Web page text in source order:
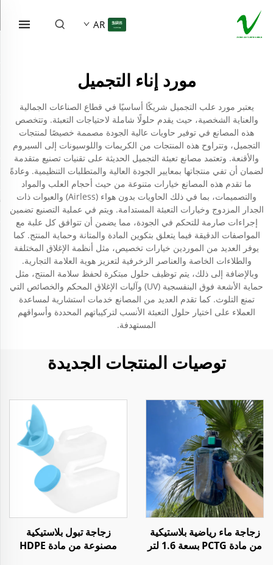
AR
مورد إناء التجميل
يعتبر مورد علب التجميل شريكًا أساسيًا في قطاع الصناعات الجمالية
والعناية الشخصية، حيث يقدم حلولًا شاملة لاحتياجات التعبئة. وتتخصص
هذه المصانع في توفير حاويات عالية الجودة مصممة خصيصًا لمنتجات
التجميل، وتتراوح هذه المنتجات من الكريمات واللوسيونات إلى السيروم
والأقنعة. وتعتمد مصانع تعبئة التجميل الحديثة على تقنيات تصنيع متقدمة
لضمان أن تفي منتجاتها بمعايير الجودة العالية والمتطلبات التنظيمية. وعادةً
ما تقدم هذه المصانع خيارات متنوعة من حيث أحجام العلب والمواد
والتصميمات، بما في ذلك الحاويات بدون هواء (Airless) والعبوات ذات
الجدار المزدوج وخيارات التعبئة المستدامة. ويتم في عملية التصنيع تضمين
إجراءات صارمة للتحكم في الجودة، مما يضمن أن تتوافق كل علبة مع
المواصفات الدقيقة فيما يتعلق بتكوين المادة والمتانة وحماية المنتج. كما
يوفر العديد من الموردين خيارات تخصيص، مثل أنظمة الإغلاق المختلفة
والطلاءات الخاصة والعناصر الزخرفية لتعزيز هوية العلامة التجارية.
وبالإضافة إلى ذلك، يتم توظيف حلول مبتكرة لحفظ سلامة المنتج، مثل
حماية الأشعة فوق البنفسجية (UV) وآليات الإغلاق المحكم والخصائص التي
تمنع التلوث. كما تقدم العديد من المصانع خدمات استشارية لمساعدة
العملاء على اختيار حلول التعبئة الأنسب لتركيباتهم المحددة وأسواقهم
المستهدفة.
توصيات المنتجات الجديدة
زجاجة ماء رياضية بلاستيكية
من مادة PCTG بسعة 1.6 لتر
زجاجة تبول بلاستيكية
مصنوعة من مادة HDPE